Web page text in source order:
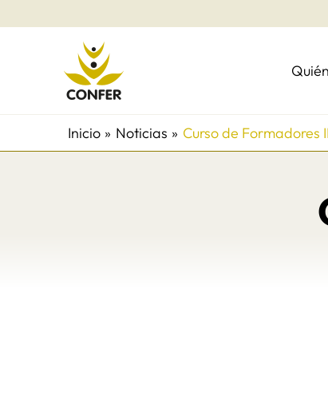
al
Inicio Noticias Curso de Formadores